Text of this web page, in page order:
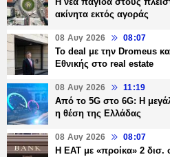
ακίνητα εκτός αγοράς
08 Αυγ 2026 08:07
Το deal με την Dromeus
Εθνικής στο real estate
08 Αυγ 2026 11:19
Από το 5G στο 6G: Η
η θέση της Ελλάδας
08 Αυγ 2026 08:07
Η ΕΑΤ με «προίκα» 2 δισ.